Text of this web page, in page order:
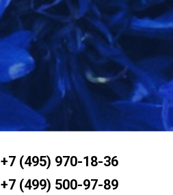
+7 (495) 970-18-36
+7 (499) 500-97-89